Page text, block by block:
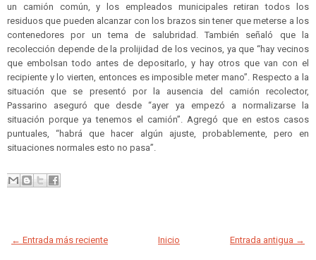
un camión común, y los empleados municipales retiran todos los
residuos que pueden alcanzar con los brazos sin tener que meterse a los
contenedores por un tema de salubridad. También señaló que la
recolección depende de la prolijidad de los vecinos, ya que “hay vecinos
que embolsan todo antes de depositarlo, y hay otros que van con el
recipiente y lo vierten, entonces es imposible meter mano”. Respecto a la
situación que se presentó por la ausencia del camión recolector,
Passarino aseguró que desde “ayer ya empezó a normalizarse la
situación porque ya tenemos el camión”. Agregó que en estos casos
puntuales, “habrá que hacer algún ajuste, probablemente, pero en
situaciones normales esto no pasa”.
← Entrada más reciente Entrada antigua →
Inicio